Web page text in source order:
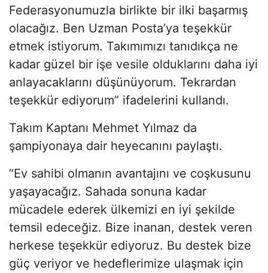
Federasyonumuzla birlikte bir ilki başarmış
olacağız. Ben Uzman Posta’ya teşekkür
etmek istiyorum. Takımımızı tanıdıkça ne
kadar güzel bir işe vesile olduklarını daha iyi
anlayacaklarını düşünüyorum. Tekrardan
teşekkür ediyorum” ifadelerini kullandı.
Takım Kaptanı Mehmet Yılmaz da
şampiyonaya dair heyecanını paylaştı.
“Ev sahibi olmanın avantajını ve coşkusunu
yaşayacağız. Sahada sonuna kadar
mücadele ederek ülkemizi en iyi şekilde
temsil edeceğiz. Bize inanan, destek veren
herkese teşekkür ediyoruz. Bu destek bize
güç veriyor ve hedeflerimize ulaşmak için